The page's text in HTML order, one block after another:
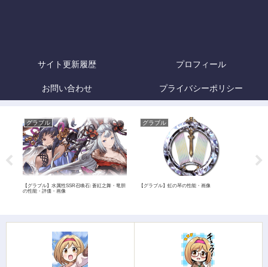
サイト更新履歴 プロフィール
お問い合わせ プライバシーポリシー
グラブル
【グラブル】水属性SSR召喚石: 蒼紅之舞・竜胆
の性能・評価・画像
グラブル
【グラブル】虹の琴の性能・画像